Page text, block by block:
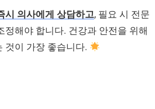
시 의사에게 상담하고, 필요 시 전문
정해야 합니다. 건강과 안전을 위해
것이 가장 좋습니다.